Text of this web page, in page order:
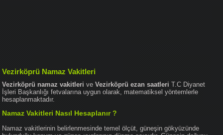
Vezirköprü Namaz Vakitleri
Vezirköprü namaz vakitleri veVezirköprü ezan saatleri T.C Diyanet
İşleri Başkanlığı fetvalarına uygun olarak, matematiksel yöntemlerle
hesaplanmaktadır.
Namaz Vakitleri Nasıl Hesaplanır ?
Namaz vakitlerinin belirlenmesinde temel ölçüt, güneşin gökyüzünde